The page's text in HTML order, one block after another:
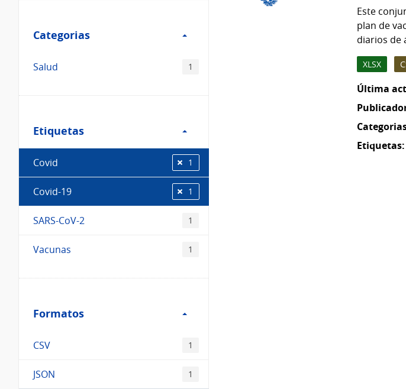
Categorias
Categorias
Salud 1
Etiquetas
Etiquetas
Covid 1
Covid-19 1
SARS-CoV-2 1
Vacunas 1
Formatos
Formatos
CSV 1
JSON 1
Este
plan de
diarios de
XLSX
Última
Etiquetas: